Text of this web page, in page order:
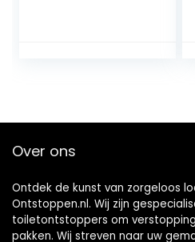
Over ons
Ontdek de kunst van zorgeloos
Ontstoppen.nl. Wij zijn
toiletontstoppers om
pakken. Wij streven naar uw